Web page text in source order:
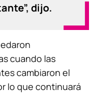
dijo.
cuando las
cambiaron el
lo que continuará